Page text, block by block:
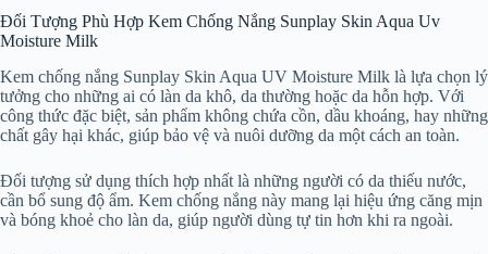
Đối Tượng Phù Hợp Kem Chống Nắng Sunplay Skin Aqua Uv
Moisture Milk
Kem chống nắng Sunplay Skin Aqua UV Moisture Milk là lựa chọn lý
tưởng cho những ai có làn da khô, da thường hoặc da hỗn hợp. Với
công thức đặc biệt, sản phẩm không chứa cồn, dầu khoáng, hay những
chất gây hại khác, giúp bảo vệ và nuôi dưỡng da một cách an toàn.
Đối tượng sử dụng thích hợp nhất là những người có da thiếu nước,
cần bổ sung độ ẩm. Kem chống nắng này mang lại hiệu ứng căng mịn
và bóng khoẻ cho làn da, giúp người dùng tự tin hơn khi ra ngoài.